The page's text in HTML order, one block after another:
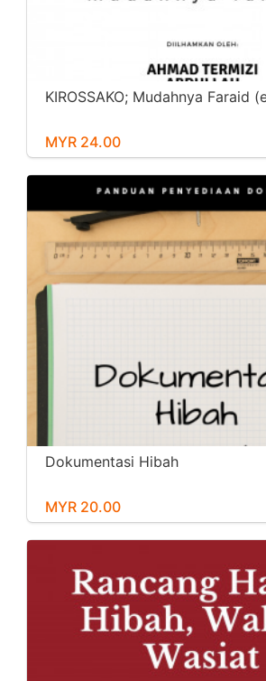
KIROSSAKO; Mudahnya Faraid
MYR 24.00
Dokumentasi Hibah
MYR 20.00